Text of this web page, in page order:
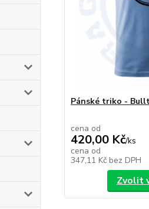
Pánské triko -
cena od
420,00 Kč/ks
cena od
347,11 Kč bez DPH
Zvolit